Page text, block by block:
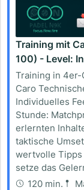
Training mit
100) - Level:
Training in 4er-
Caro
Individuelles
Stunde:
erlernten
taktische
wertvolle Tipps
setze das
120 min.